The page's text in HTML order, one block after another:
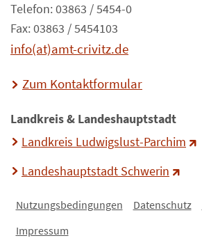
Telefon: 03863 / 5454-0
Fax: 03863 / 5454103
info(at)amt-crivitz.de
Zum Kontaktformular
Landkreis & Landeshauptstadt
Landkreis Ludwigslust-Parchim
Landeshauptstadt Schwerin
Nutzungsbedingungen Datenschutz
Impressum